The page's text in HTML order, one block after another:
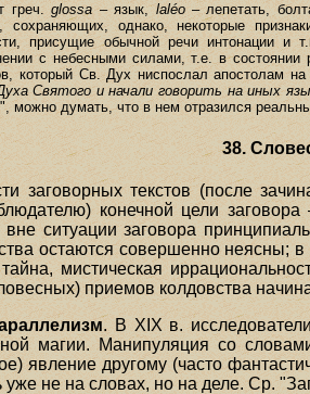
греч.glossa – язык, laléo– лепетать,
сохраняющих, однако, некоторые
присущие обычной речи интонации и
с небесными силами, т.е. в состоянии
который Св. Дух ниспослал апостолам
Святого и начали говорить на иных
можно думать, что в нем отразился
38.
заговорных текстов (после
конечной цели заговора
ситуации заговора
остаются совершенно неясны;
тайна, мистическая
приемов колдовства
. В XIX в.
магии. Манипуляция со
явление другому (часто
уже не на словах, но на деле. Ср.